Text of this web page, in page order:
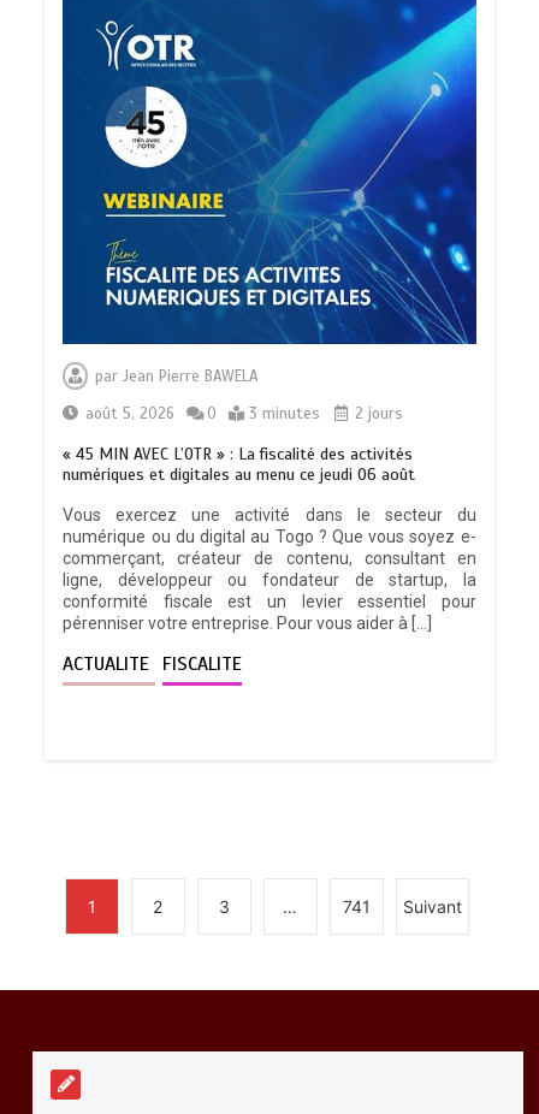
parJean Pierre BAWELA
août 5, 2026
0 3 minutes 2 jours
« 45 MIN AVEC L’OTR » : La fiscalité des activités
numériques et digitales au menu ce jeudi 06 août
Vous exercez une activité dans le secteur du
numérique ou du digital au Togo ? Que vous soyez e-
commerçant, créateur de contenu, consultant en
ligne, développeur ou fondateur de startup, la
conformité fiscale est un levier essentiel pour
pérenniser votre entreprise. Pour vous aider à […]
ACTUALITE FISCALITE
1 2 3 … 741 Suivant
TRANSFORMATION SOCIALE :
L’importance pour le Togo d’avoir une
Feuille de route
0 5 minutes
TOGO : Sauver la mère devient un
0
BLITTA / SEMINAIRE NATIONAL DES
GOUVERNEURS ET PREFETS: … Vers
l’optimisation du service public
4 minutes